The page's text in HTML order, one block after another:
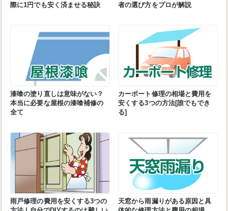
際に1円でも安く済ませる秘訣
者の選び方をプロが解説
漆喰の塗り直しは意味がない？
本当に必要な屋根の漆喰補修の
全て
カーポート修理の相場と費用を
安くする3つの方法[誰でもでき
る]
雨戸修理の費用を安くする3つの
天窓から雨漏りがある原因と具